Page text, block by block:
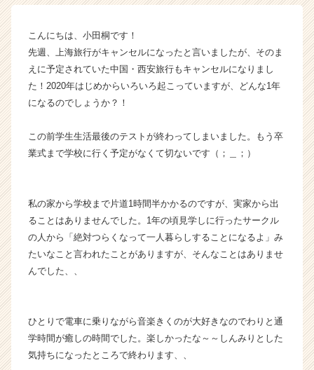
ら
カ
ウ
ト
が
く
活
サ
チ
キ
ャ
リ
e
r
C
こんにちは、小田桐です！
先週、上海旅行がキャンセルになったと言いましたが、そのま
えに予定されていた中国・西安旅行もキャンセルになりまし
た！2020年はじめからいろいろ起こっていますが、どんな1年
になるのでしょうか？！
この前学生生活最後のテストが終わってしまいました。もう卒
業式まで学校に行く予定がなくて切ないです（；＿；）
私の家から学校まで片道1時間半かかるのですが、実家から出
ることはありませんでした。1年の頃見学しに行ったサークル
の人から「絶対つらくなって一人暮らしすることになるよ」み
たいなこと言われたことがありますが、そんなことはありませ
んでした、、
ひとりで電車に乗りながら音楽きくのが大好きなのでわりと通
学時間が癒しの時間でした。楽しかったな～～しんみりとした
気持ちになったところで終わります、、